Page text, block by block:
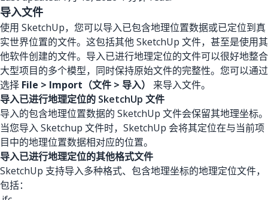
导入文件
使用 SketchUp，您可以导入已包含地理位置数据或已定位到真
实世界位置的文件。这包括其他 SketchUp 文件，甚至是使用其
他软件创建的文件。导入已进行地理定位的文件可以很好地整合
大型项目的多个模型，同时保持原始文件的完整性。您可以通过
选择 File > Import（文件 > 导入）
来导入文件。
导入已进行地理定位的 SketchUp 文件
导入的包含地理位置数据的 SketchUp 文件会保留其地理坐标。
当您导入 Sketchup 文件时，SketchUp 会将其定位在与当前项
目中的地理位置数据相对应的位置。
导入已进行地理定位的其他格式文件
SketchUp 支持导入多种格式、包含地理坐标的地理定位文件，
包括：